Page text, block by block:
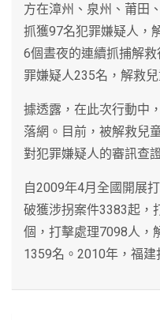
方在漳州、泉州、莆田
抓獲97名犯罪嫌疑人，
6個晝夜的連續抓捕解
罪嫌疑人235名，解救兒
據透露，在此次行動中
落網。目前，被解救兒
對犯罪嫌疑人的審訊查
自2009年4月全國開展
破獲涉拐案件3383起，
個，打擊處理7098人，
1359名。2010年，福建